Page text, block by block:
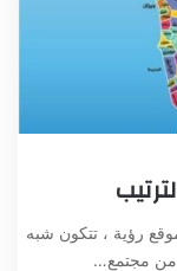
رؤية ، تتكون شبه
من مجتمع…